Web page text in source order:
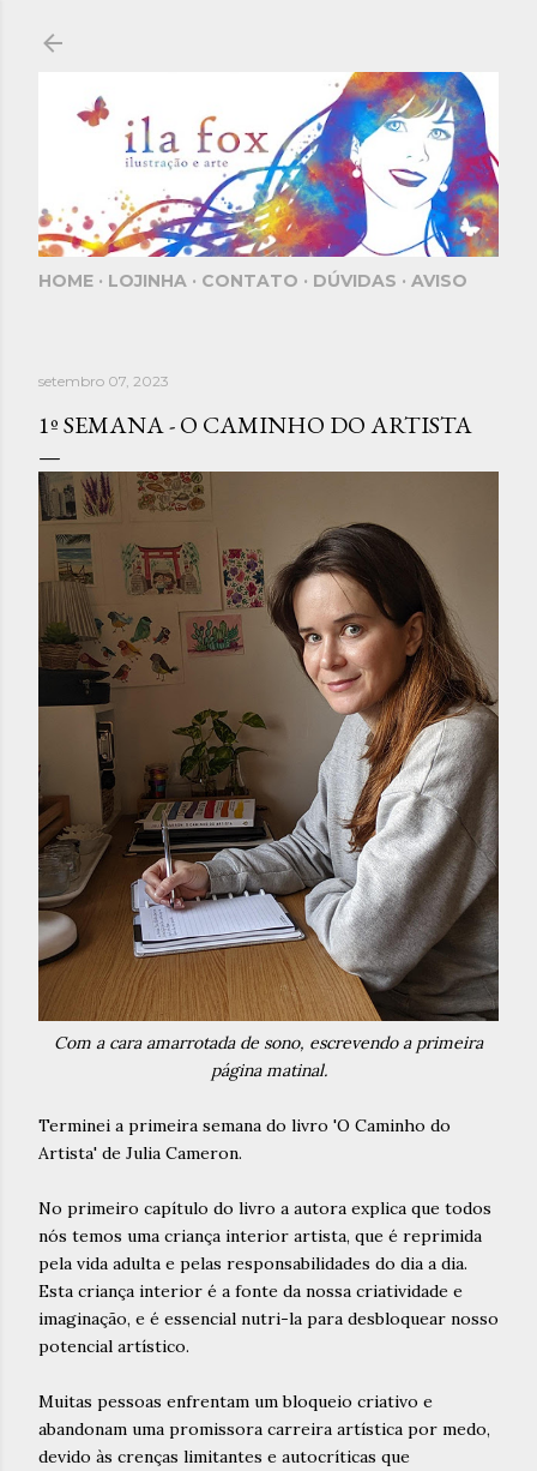
HOME LOJINHA CONTATO DÚVIDAS AVISO
setembro 07, 2023
1º SEMANA - O CAMINHO DO ARTISTA
Com a cara amarrotada de sono, escrevendo a primeira
página matinal.
Terminei a primeira semana do livro 'O Caminho do
Artista' de Julia Cameron.
No primeiro capítulo do livro a autora explica que todos
nós temos uma criança interior artista, que é reprimida
pela vida adulta e pelas responsabilidades do dia a dia.
Esta criança interior é a fonte da nossa criatividade e
imaginação, e é essencial nutri-la para desbloquear nosso
potencial artístico.
Muitas pessoas enfrentam um bloqueio criativo e
abandonam uma promissora carreira artística por medo,
devido às crenças limitantes e autocríticas que